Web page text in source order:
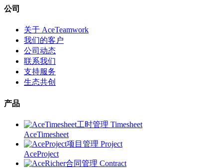
公司
关于 AceTeamwork
我们的客户
公司动态
联系我们
支持服务
生态共创
产品
工时管理 Timesheet
AceTimesheet
项目管理 Project
AceProject
合同管理 Contract